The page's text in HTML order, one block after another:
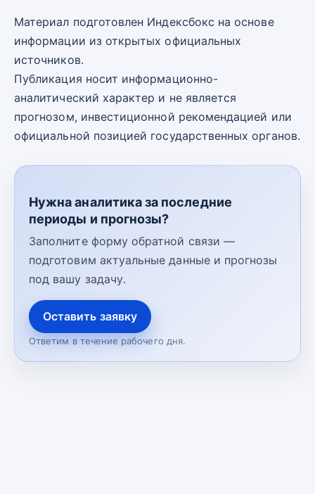
Материал подготовлен Индексбокс на основе
информации из открытых официальных
источников.
Публикация носит информационно-
аналитический характер и не является
прогнозом, инвестиционной рекомендацией или
официальной позицией государственных органов.
Нужна аналитика за последние
периоды и прогнозы?
Заполните форму обратной связи —
подготовим актуальные данные и прогнозы
под вашу задачу.
Оставить заявку
Ответим в течение рабочего дня.